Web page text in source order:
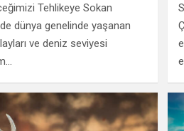
Tehlikeye Sokan
dünya genelinde yaşanan
ve deniz seviyesi